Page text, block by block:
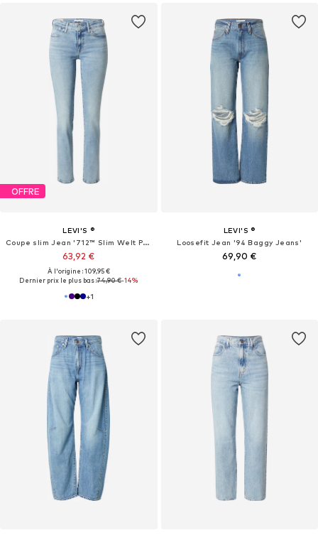
OFFRE
LEVI'S ®
Coupe slim Jean '712™ Slim Welt Pocket'
63,92 €
À l'origine : 109,95 €
Dernier prix le plus bas :74,90 €-14%
+1
LEVI'S ®
Loosefit Jean '94 Baggy Jeans'
69,90 €